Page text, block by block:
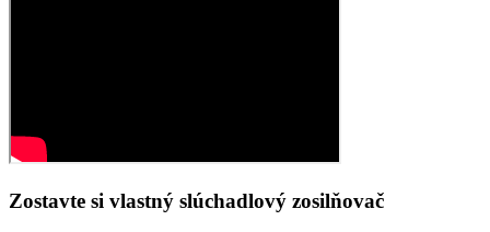
Zostavte si vlastný slúchadlový zosilňovač